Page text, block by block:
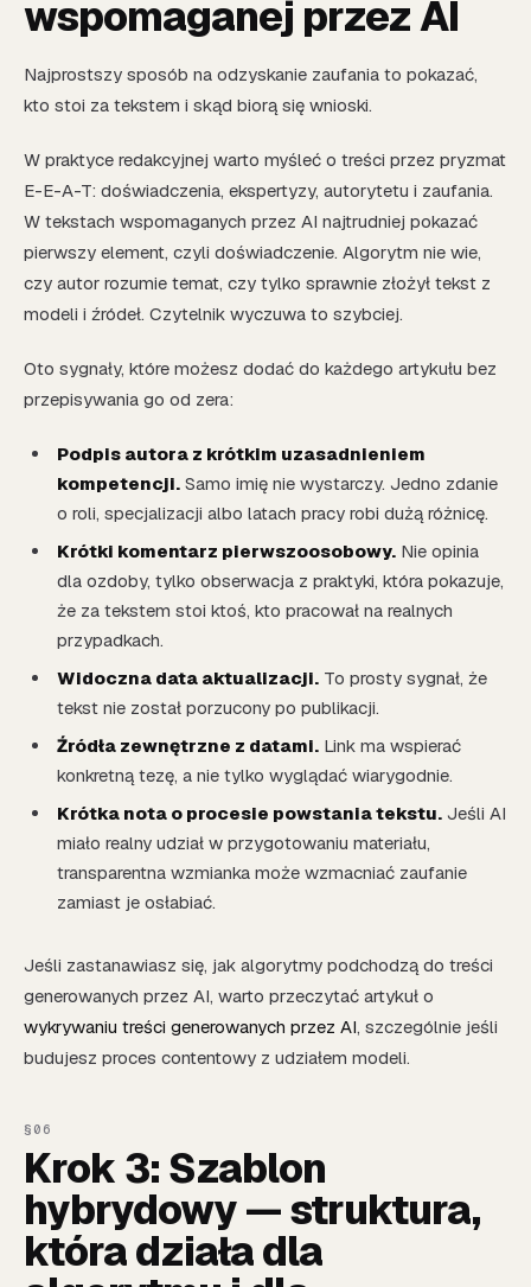
wspomaganej przez AI
Najprostszy sposób na odzyskanie zaufania to pokazać,
kto stoi za tekstem i skąd biorą się wnioski.
W praktyce redakcyjnej warto myśleć o treści przez pryzmat
E-E-A-T: doświadczenia, ekspertyzy, autorytetu i zaufania.
W tekstach wspomaganych przez AI najtrudniej pokazać
pierwszy element, czyli doświadczenie. Algorytm nie wie,
czy autor rozumie temat, czy tylko sprawnie złożył tekst z
modeli i źródeł. Czytelnik wyczuwa to szybciej.
Oto sygnały, które możesz dodać do każdego artykułu bez
przepisywania go od zera:
Podpis autora z krótkim uzasadnieniem
kompetencji. Samo imię nie wystarczy. Jedno zdanie
o roli, specjalizacji albo latach pracy robi dużą różnicę.
Krótki komentarz pierwszoosobowy. Nie opinia
dla ozdoby, tylko obserwacja z praktyki, która pokazuje,
że za tekstem stoi ktoś, kto pracował na realnych
przypadkach.
Widoczna data aktualizacji. To prosty sygnał, że
tekst nie został porzucony po publikacji.
Źródła zewnętrzne z datami. Link ma wspierać
konkretną tezę, a nie tylko wyglądać wiarygodnie.
Krótka nota o procesie powstania tekstu. Jeśli AI
miało realny udział w przygotowaniu materiału,
transparentna wzmianka może wzmacniać zaufanie
zamiast je osłabiać.
Jeśli zastanawiasz się, jak algorytmy podchodzą do treści
generowanych przez AI, warto przeczytać artykuł o
wykrywaniu treści generowanych przez AI, szczególnie jeśli
budujesz proces contentowy z udziałem modeli.
Krok 3: Szablon
hybrydowy — struktura,
która działa dla